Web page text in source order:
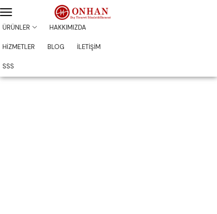
ÜRÜNLER HAKKIMIZDA
HİZMETLER BLOG İLETİŞİM
SSS